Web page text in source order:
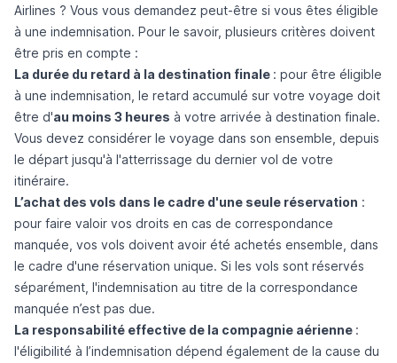
Airlines ? Vous vous demandez peut-être si vous êtes éligible
à une indemnisation. Pour le savoir, plusieurs critères doivent
être pris en compte :
La durée du retard à la destination finale : pour être éligible
à une indemnisation, le retard accumulé sur votre voyage doit
être d'au moins 3 heures à votre arrivée à destination finale.
Vous devez considérer le voyage dans son ensemble, depuis
le départ jusqu'à l'atterrissage du dernier vol de votre
itinéraire.
L’achat des vols dans le cadre d'une seule réservation :
pour faire valoir vos droits en cas de correspondance
manquée, vos vols doivent avoir été achetés ensemble, dans
le cadre d'une réservation unique. Si les vols sont réservés
séparément, l'indemnisation au titre de la correspondance
manquée n’est pas due.
La responsabilité effective de la compagnie aérienne :
l'éligibilité à l’indemnisation dépend également de la cause du